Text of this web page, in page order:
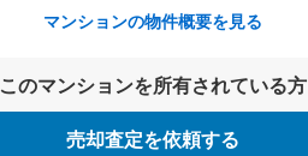
マンションの物件概要を見る
このマンションを所有されている方
売却査定を依頼する